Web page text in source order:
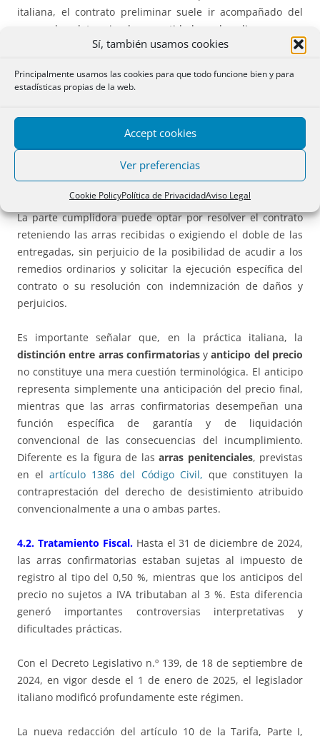
Sí, también usamos cookies
Principalmente usamos las cookies para que todo funcione bien y para
estadísticas propias de la web.
Accept cookies
Ver preferencias
Cookie PolicyPolítica de PrivacidadAviso Legal
italiana, el contrato preliminar suele ir acompañado del
pago de determinadas cantidades de dinero cuya
calificación jurídica reviste importancia tanto desde el
reguladas en elartículo 1385 del Código Civil italiano. Estas
cumplen una doble función: por un lado, refuerzan el
vínculo contractual y evidencian la seriedad del
compromiso asumido; por otro, constituyen un mecanismo
de autotutela en caso de incumplimiento.
La parte cumplidora puede optar por resolver el contrato
reteniendo las arras recibidas o exigiendo el doble de las
entregadas, sin perjuicio de la posibilidad de acudir a los
remedios ordinarios y solicitar la ejecución específica del
contrato o su resolución con indemnización de daños y
perjuicios.
Es importante señalar que, en la práctica italiana, la
distinción entre arras confirmatoriasy anticipo del precio
no constituye una mera cuestión terminológica. El anticipo
representa simplemente una anticipación del precio final,
mientras que las arras confirmatorias desempeñan una
función específica de garantía y de liquidación
convencional de las consecuencias del incumplimiento.
Diferente es la figura de las arras penitenciales, previstas
en elartículo 1386 del Código Civil, que constituyen la
contraprestación del derecho de desistimiento atribuido
convencionalmente a una o ambas partes.
4.2. Tratamiento Fiscal. Hasta el 31 de diciembre de 2024,
las arras confirmatorias estaban sujetas al impuesto de
registro al tipo del 0,50 %, mientras que los anticipos del
precio no sujetos a IVA tributaban al 3 %. Esta diferencia
generó importantes controversias interpretativas y
dificultades prácticas.
Con el Decreto Legislativo n.º 139, de 18 de septiembre de
2024, en vigor desde el 1 de enero de 2025, el legislador
italiano modificó profundamente este régimen.
La nueva redacción del artículo 10 de la Tarifa, Parte I,